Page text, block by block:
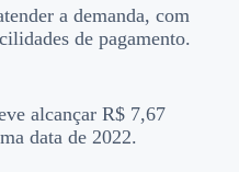
a demanda, com
de pagamento.
alcançar R$ 7,67
data de 2022.